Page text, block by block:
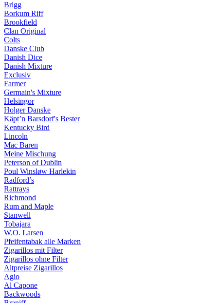
Brigg
Borkum Riff
Brookfield
Clan Original
Colts
Danske Club
Danish Dice
Danish Mixture
Exclusiv
Farmer
Germain's Mixture
Helsingor
Holger Danske
Käpt’n Barsdorf's Bester
Kentucky Bird
Lincoln
Mac Baren
Meine Mischung
Peterson of Dublin
Poul Winsløw Harlekin
Radford’s
Rattrays
Richmond
Rum and Maple
Stanwell
Tobajara
W.O. Larsen
Pfeifentabak alle Marken
Zigarillos mit Filter
Zigarillos ohne Filter
Altpreise Zigarillos
Agio
Al Capone
Backwoods